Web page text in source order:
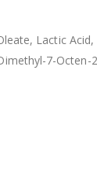
Lactic
7-Octen-